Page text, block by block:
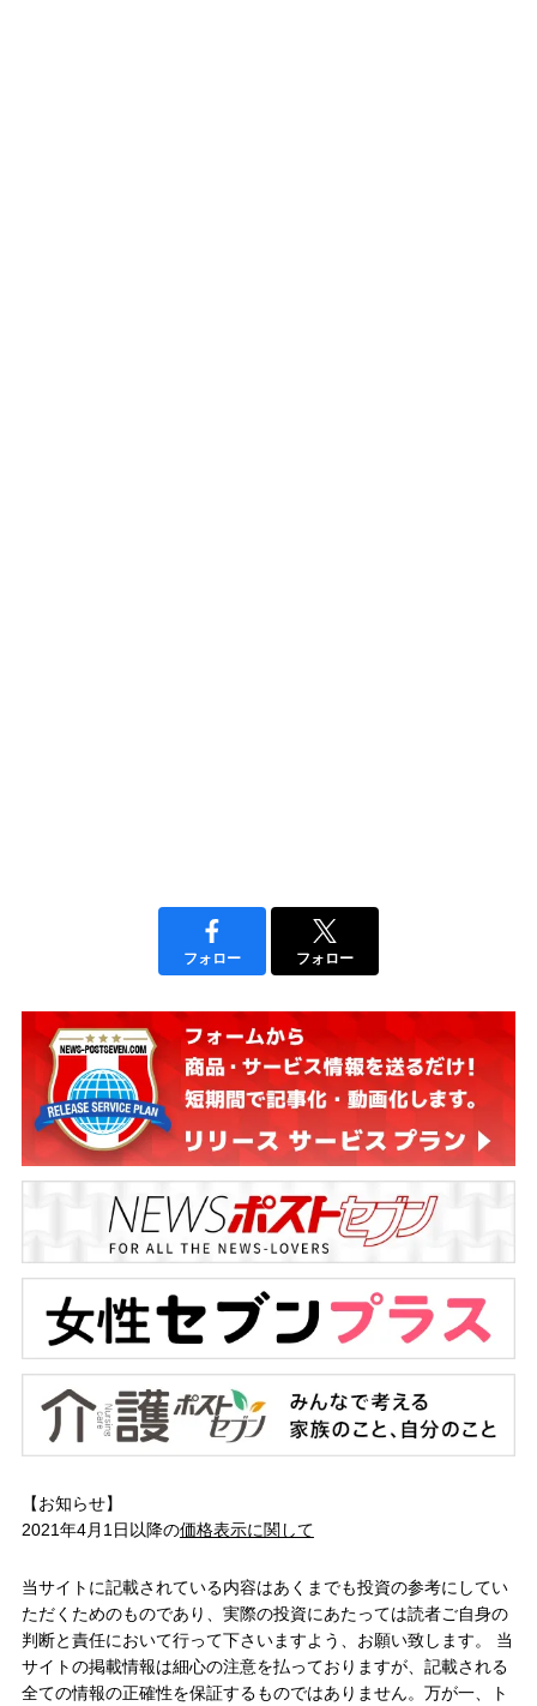
フォロー フォロー
【お知らせ】
2021年4月1日以降の価格表示に関して
当サイトに記載されている内容はあくまでも投資の参考にしてい
ただくためのものであり、実際の投資にあたっては読者ご自身の
判断と責任において行って下さいますよう、お願い致します。 当
サイトの掲載情報は細心の注意を払っておりますが、記載される
全ての情報の正確性を保証するものではありません。万が一、ト